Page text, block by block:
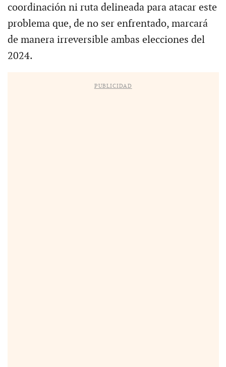
coordinación ni ruta delineada para atacar este
problema que, de no ser enfrentado, marcará
de manera irreversible ambas elecciones del
2024.
PUBLICIDAD